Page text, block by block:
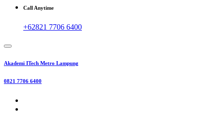
Call Anytime
+62821 7706 6400
Akademi ITech Metro Lampung
0821 7706 6400